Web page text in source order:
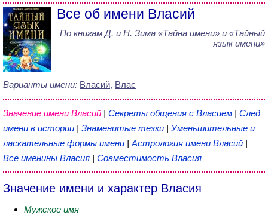
Все об имени Власий
По книгам Д. и Н. Зима «Тайна имени» и «Тайный
язык имени»
Варианты имени: Власий, Влас
Значение имени Власий | Секреты общения с Власием | След
имени в истории | Знаменитые тезки | Уменьшительные и
ласкательные формы имени | Астрология имени Власий |
Все именины Власия | Совместимость Власия
Значение имени и характер Власия
Мужское имя